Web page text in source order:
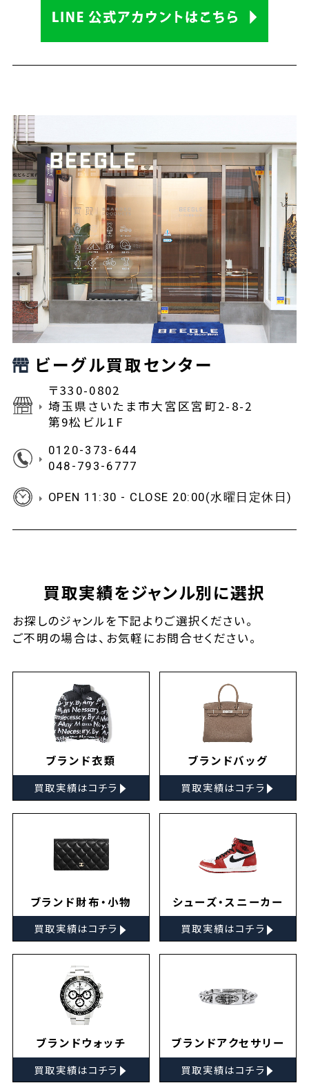
ビーグル買取センター
〒330-0802
埼玉県さいたま市大宮区宮町2-8-2
第9松ビル1F
0120-373-644
048-793-6777
OPEN 11:30 - CLOSE 20:00(水曜日定休日)
買取実績をジャンル別に選択
お探しのジャンルを下記よりご選択ください。
ご不明の場合は、お気軽にお問合せください。
ブランド衣類
買取実績はコチラ ▸
ブランドバッグ
買取実績はコチラ ▸
ブランド財布・小物
買取実績はコチラ ▸
シューズ・スニーカー
買取実績はコチラ ▸
ブランドウォッチ
買取実績はコチラ ▸
ブランドアクセサリー
買取実績はコチラ ▸